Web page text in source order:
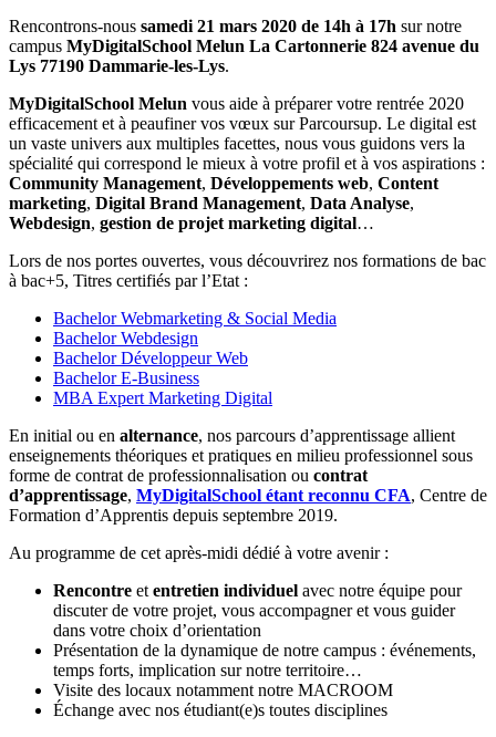
Rencontrons-nous samedi 21 mars 2020 de 14h à 17h sur notre
campus MyDigitalSchool Melun La Cartonnerie 824 avenue du
Lys 77190 Dammarie-les-Lys.
MyDigitalSchool Melun vous aide à préparer votre rentrée 2020
efficacement et à peaufiner vos vœux sur Parcoursup. Le digital est
un vaste univers aux multiples facettes, nous vous guidons vers la
spécialité qui correspond le mieux à votre profil et à vos aspirations :
Community Management, Développements web, Content
marketing, Digital Brand Management, Data Analyse,
Webdesign, gestion de projet marketing digital…
Lors de nos portes ouvertes, vous découvrirez nos formations de bac
à bac+5, Titres certifiés par l’Etat :
Bachelor Webmarketing & Social Media
Bachelor Webdesign
Bachelor Développeur Web
Bachelor E-Business
MBA Expert Marketing Digital
En initial ou en alternance, nos parcours d’apprentissage allient
enseignements théoriques et pratiques en milieu professionnel sous
forme de contrat de professionnalisation ou contrat
d’apprentissage, MyDigitalSchool étant reconnu CFA, Centre de
Formation d’Apprentis depuis septembre 2019.
Au programme de cet après-midi dédié à votre avenir :
Rencontre etentretien individuel avec notre équipe pour
discuter de votre projet, vous accompagner et vous guider
dans votre choix d’orientation
Présentation de la dynamique de notre campus : événements,
temps forts, implication sur notre territoire…
Visite des locaux notamment notre MACROOM
Échange avec nos étudiant(e)s toutes disciplines